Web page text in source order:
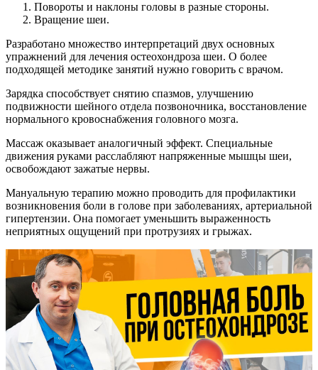
Повороты и наклоны головы в разные стороны.
Вращение шеи.
Разработано множество интерпретаций двух основных
упражнений для лечения остеохондроза шеи. О более
подходящей методике занятий нужно говорить с врачом.
Зарядка способствует снятию спазмов, улучшению
подвижности шейного отдела позвоночника, восстановление
нормального кровоснабжения головного мозга.
Массаж оказывает аналогичный эффект. Специальные
движения руками расслабляют напряженные мышцы шеи,
освобождают зажатые нервы.
Мануальную терапию можно проводить для профилактики
возникновения боли в голове при заболеваниях, артериальной
гипертензии. Она помогает уменьшить выраженность
неприятных ощущений при протрузиях и грыжах.